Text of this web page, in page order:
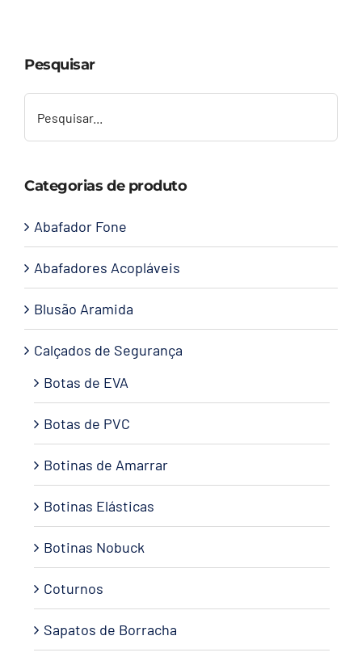
Contato
Pesquisar
Categorias de produto
Abafador Fone
Abafadores Acopláveis
Blusão Aramida
Calçados de Segurança
Botas de EVA
Botas de PVC
Botinas de Amarrar
Botinas Elásticas
Botinas Nobuck
Coturnos
Sapatos de Borracha